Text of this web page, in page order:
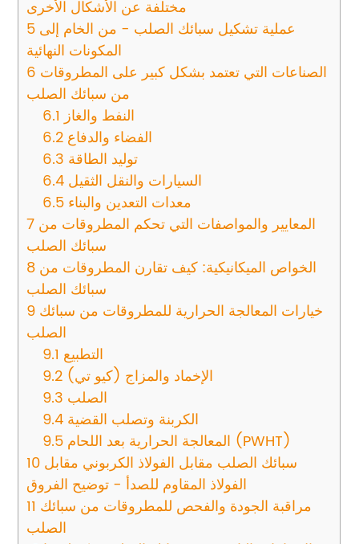
مختلفة عن الأشكال الأخرى
5
المكونات النهائية
6
من سبائك الصلب
6.1 النفط والغاز
6.2 الفضاء والدفاع
6.3 توليد الطاقة
6.4 السيارات والنقل الثقيل
6.5 معدات التعدين والبناء
7
سبائك الصلب
8
سبائك الصلب
9
الصلب
9.1 التطبيع
9.2 الإخماد والمزاج (كيو تي)
9.3 الصلب
9.4 الكربنة وتصلب القضية
9.5
المعالجة الحرارية بعد اللحام (PWHT)
10
الفولاذ المقاوم للصدأ - توضيح الفروق
11
الصلب